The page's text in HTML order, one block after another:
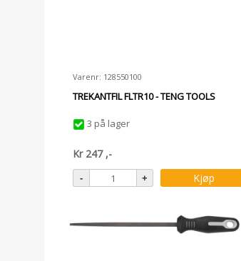
Varenr: 128550100
TREKANTFIL FLTR10 - TENG TOOLS
3 på lager
Kr 247 ,-
Kjøp